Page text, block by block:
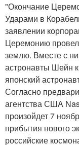
"Окончание
Ударами в
заявлении
Церемонию
землю. Вместе с
астронавты Шейн
японский
Согласно
агентства США
произойдет 7
прибытия нового
российские